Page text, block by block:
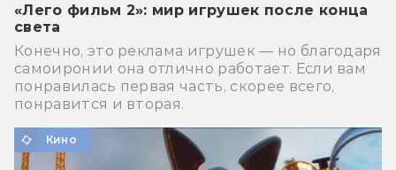
«Лего фильм 2»: мир игрушек после конца
света
Конечно, это реклама игрушек — но благодаря
самоиронии она отлично работает. Если вам
понравилась первая часть, скорее всего,
понравится и вторая.
Кино